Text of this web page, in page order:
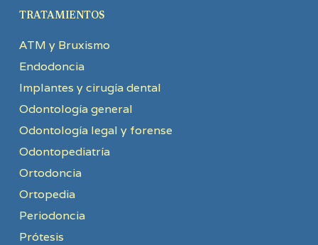
TRATAMIENTOS
ATM y Bruxismo
Endodoncia
Implantes y cirugía dental
Odontología general
Odontología legal y forense
Odontopediatría
Ortodoncia
Ortopedia
Periodoncia
Prótesis